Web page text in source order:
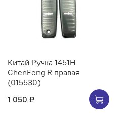
Китай Ручка 1451H
ChenFeng R правая
(015530)
1 050 ₽